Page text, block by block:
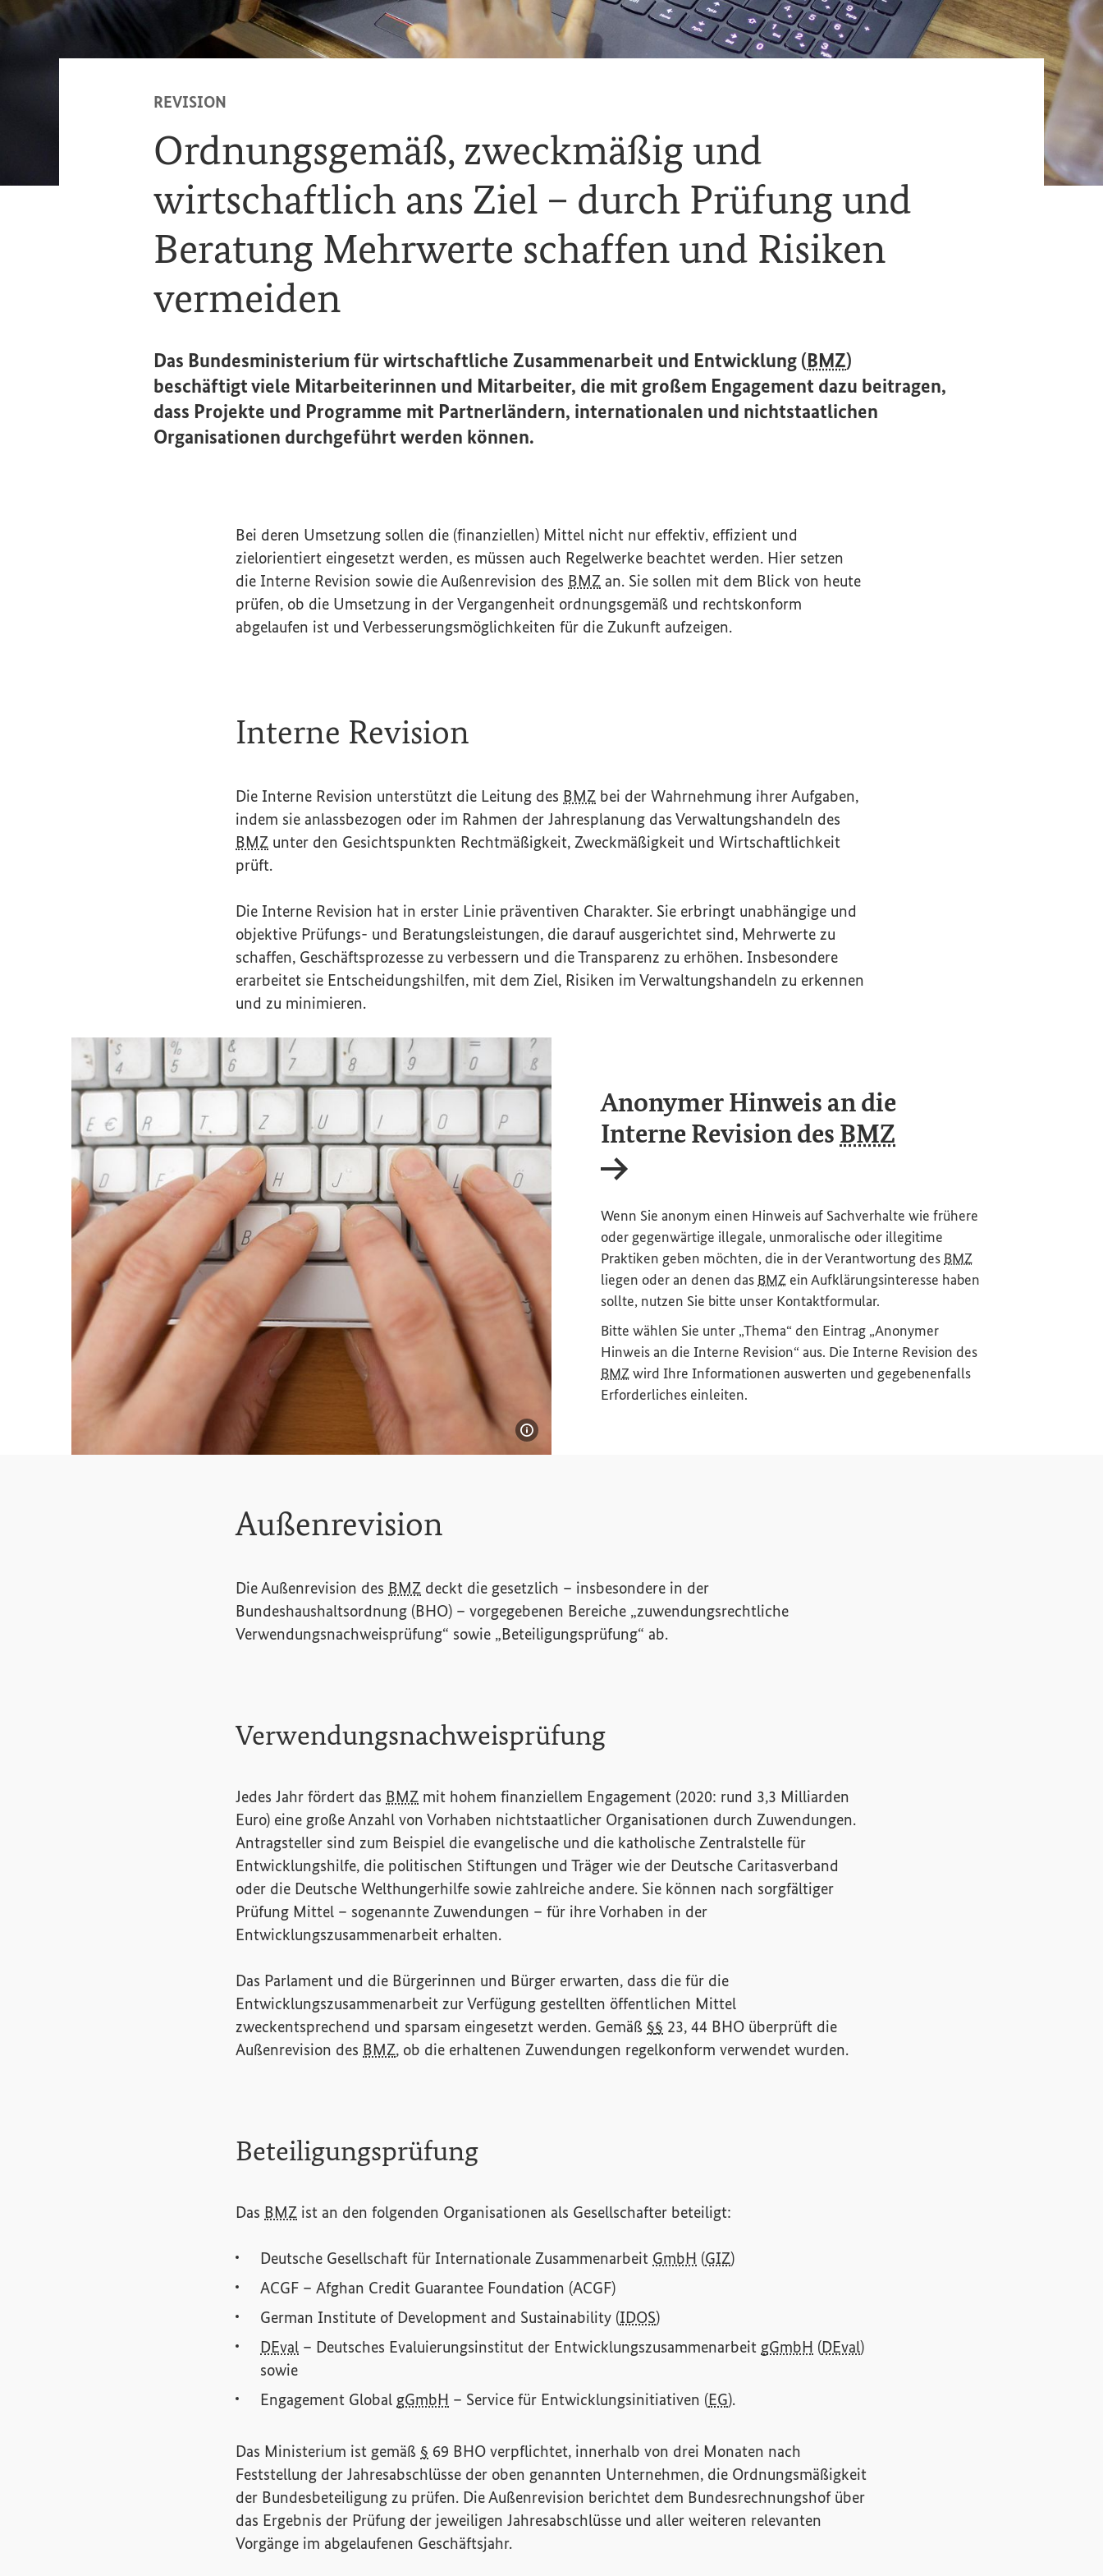
REVISION
Ordnungsgemäß, zweckmäßig und
wirtschaftlich ans Ziel – durch Prüfung und
Beratung Mehrwerte schaffen und Risiken
vermeiden
Das Bundesministerium für wirtschaftliche Zusammenarbeit und Entwicklung (BMZ)
beschäftigt viele Mitarbeiterinnen und Mitarbeiter, die mit großem Engagement dazu beitragen,
dass Projekte und Programme mit Partnerländern, internationalen und nichtstaatlichen
Organisationen durchgeführt werden können.
Bei deren Umsetzung sollen die (finanziellen) Mittel nicht nur effektiv, effizient und
zielorientiert eingesetzt werden, es müssen auch Regelwerke beachtet werden. Hier setzen
die Interne Revision sowie die Außenrevision des BMZ an. Sie sollen mit dem Blick von heute
prüfen, ob die Umsetzung in der Vergangenheit ordnungsgemäß und rechtskonform
abgelaufen ist und Verbesserungsmöglichkeiten für die Zukunft aufzeigen.
Interne Revision
Die Interne Revision unterstützt die Leitung des BMZ bei der Wahrnehmung ihrer Aufgaben,
indem sie anlassbezogen oder im Rahmen der Jahresplanung das Verwaltungshandeln des
BMZ unter den Gesichtspunkten Rechtmäßigkeit, Zweckmäßigkeit und Wirtschaftlichkeit
prüft.
Die Interne Revision hat in erster Linie präventiven Charakter. Sie erbringt unabhängige und
objektive Prüfungs- und Beratungsleistungen, die darauf ausgerichtet sind, Mehrwerte zu
schaffen, Geschäftsprozesse zu verbessern und die Transparenz zu erhöhen. Insbesondere
erarbeitet sie Entscheidungshilfen, mit dem Ziel, Risiken im Verwaltungshandeln zu erkennen
und zu minimieren.
Bildinformationen einblenden
Anonymer Hinweis an die
Interne Revision des BMZ
Wenn Sie anonym einen Hinweis auf Sachverhalte wie frühere
oder gegenwärtige illegale, unmoralische oder illegitime
Praktiken geben möchten, die in der Verantwortung des BMZ
liegen oder an denen das BMZ ein Aufklärungsinteresse haben
sollte, nutzen Sie bitte unser Kontaktformular.
Bitte wählen Sie unter „Thema“ den Eintrag „Anonymer
Hinweis an die Interne Revision“ aus. Die Interne Revision des
BMZwird Ihre Informationen auswerten und gegebenenfalls
Erforderliches einleiten.
Außenrevision
Die Außenrevision des BMZ deckt die gesetzlich – insbesondere in der
Bundeshaushaltsordnung (BHO) – vorgegebenen Bereiche „zuwendungsrechtliche
Verwendungsnachweisprüfung“ sowie „Beteiligungsprüfung“ ab.
Verwendungsnachweisprüfung
Jedes Jahr fördert das BMZ mit hohem finanziellem Engagement (2020: rund 3,3 Milliarden
Euro) eine große Anzahl von Vorhaben nichtstaatlicher Organisationen durch Zuwendungen.
Antragsteller sind zum Beispiel die evangelische und die katholische Zentralstelle für
Entwicklungshilfe, die politischen Stiftungen und Träger wie der Deutsche Caritasverband
oder die Deutsche Welthungerhilfe sowie zahlreiche andere. Sie können nach sorgfältiger
Prüfung Mittel – sogenannte Zuwendungen – für ihre Vorhaben in der
Entwicklungszusammenarbeit erhalten.
Das Parlament und die Bürgerinnen und Bürger erwarten, dass die für die
Entwicklungszusammenarbeit zur Verfügung gestellten öffentlichen Mittel
zweckentsprechend und sparsam eingesetzt werden. Gemäß §§ 23, 44 BHO überprüft die
Außenrevision des BMZ, ob die erhaltenen Zuwendungen regelkonform verwendet wurden.
Beteiligungsprüfung
Das BMZ ist an den folgenden Organisationen als Gesellschafter beteiligt:
Deutsche Gesellschaft für Internationale Zusammenarbeit GmbH (GIZ)
ACGF – Afghan Credit Guarantee Foundation (ACGF)
German Institute of Development and Sustainability (IDOS)
DEval – Deutsches Evaluierungsinstitut der Entwicklungszusammenarbeit gGmbH (DEval)
sowie
Engagement Global gGmbH – Service für Entwicklungsinitiativen (EG).
Das Ministerium ist gemäß § 69 BHO verpflichtet, innerhalb von drei Monaten nach
Feststellung der Jahresabschlüsse der oben genannten Unternehmen, die Ordnungsmäßigkeit
der Bundesbeteiligung zu prüfen. Die Außenrevision berichtet dem Bundesrechnungshof über
das Ergebnis der Prüfung der jeweiligen Jahresabschlüsse und aller weiteren relevanten
Vorgänge im abgelaufenen Geschäftsjahr.